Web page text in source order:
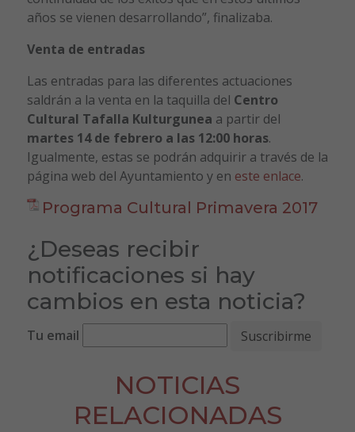
años se vienen desarrollando”, finalizaba.
Venta de entradas
Las entradas para las diferentes actuaciones
saldrán a la venta en la taquilla del Centro
Cultural Tafalla Kulturgunea a partir del
martes 14 de febrero a las 12:00 horas.
Igualmente, estas se podrán adquirir a través de la
página web del Ayuntamiento y en este enlace.
Programa Cultural Primavera 2017
¿Deseas recibir
notificaciones si hay
cambios en esta noticia?
Tu email
NOTICIAS
RELACIONADAS